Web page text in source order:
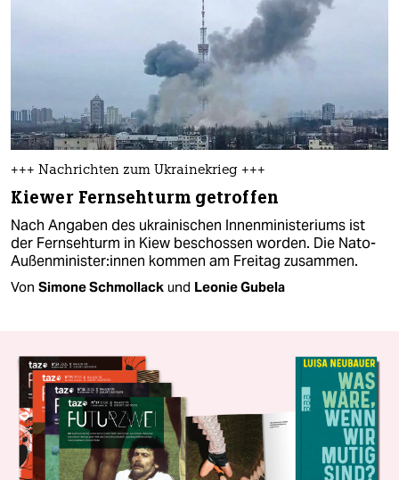
+++ Nachrichten zum Ukrainekrieg +++
Kiewer Fernsehturm getroffen
Nach Angaben des ukrainischen Innenministeriums ist
der Fernsehturm in Kiew beschossen worden. Die Nato-
Außenminister:innen kommen am Freitag zusammen.
Von Simone Schmollack und Leonie Gubela